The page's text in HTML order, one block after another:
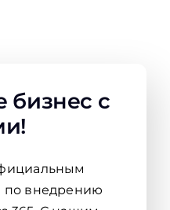
бизнес с
по внедрению